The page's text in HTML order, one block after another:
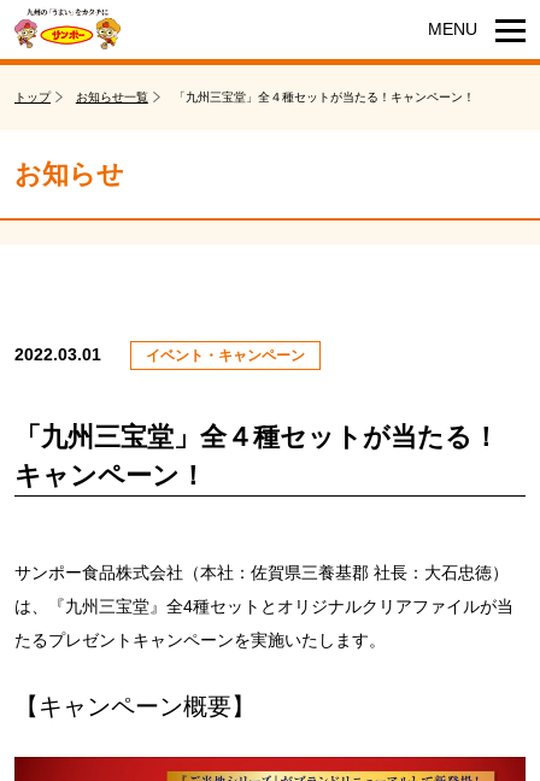
トップ お知らせ一覧 「九州三宝堂」全４種セットが当たる！キャンペーン！
お知らせ
2022.03.01 イベント・キャンペーン
「九州三宝堂」全４種セットが当たる！
キャンペーン！
サンポー食品株式会社（本社：佐賀県三養基郡 社長：大石忠徳）
は、『九州三宝堂』全4種セットとオリジナルクリアファイルが当
たるプレゼントキャンペーンを実施いたします。
【キャンペーン概要】